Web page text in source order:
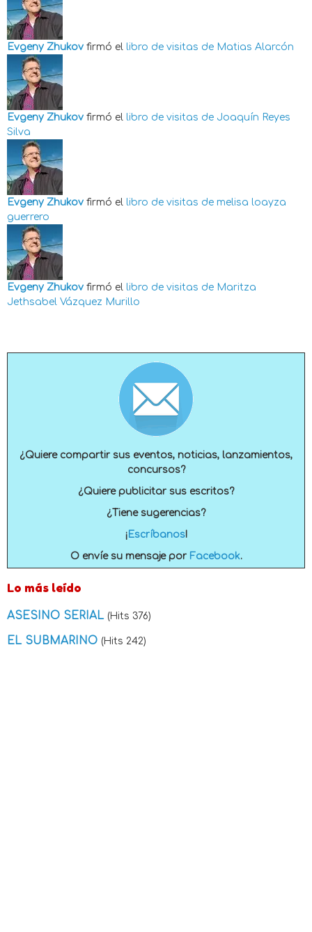
Evgeny Zhukov firmó el libro de visitas de Matias Alarcón
Evgeny Zhukov firmó el libro de visitas de Joaquín Reyes
Silva
Evgeny Zhukov firmó el libro de visitas de melisa loayza
guerrero
Evgeny Zhukov firmó el libro de visitas de Maritza
Jethsabel Vázquez Murillo
¿Quiere compartir sus eventos, noticias, lanzamientos,
concursos?
¿Quiere publicitar sus escritos?
¿Tiene sugerencias?
¡ Escríbanos!
O envíe su mensaje por Facebook.
Lo más leído
ASESINO SERIAL (Hits 376)
EL SUBMARINO (Hits 242)